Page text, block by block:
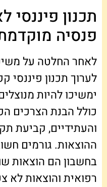
תכנון
פנסיה
לאחר החלטה על
לערוך תכנון
ימשיכו להיות
כולל הבנת הצרכים
והעתידיים, קביעת
ההוצאות. גורמים
בחשבון הם הוצאות
רפואית והוצאות לא